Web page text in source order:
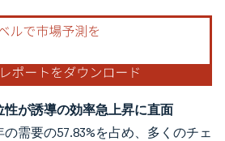
が誘導の効率急上昇に直面
需要の57.83%を占め、多くのチェ